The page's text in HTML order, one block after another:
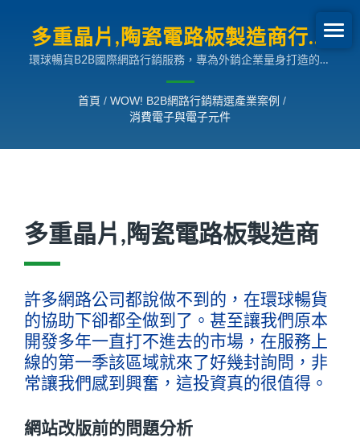
多重晶片,陶瓷電路板製造商行銷
案例 | B2B網路行銷SEO成長案
例
環球暢貨B2B國際網路行銷服務，專為外銷企業量身打造的多
首頁 / WOW! B2B網路行銷精選產業案例 /
消費電子與電子元件
多重晶片,陶瓷電路板製造商
許多網路公司都說做不到的，在環球暢貨
的協助下卻都全做到了。甚至讓我們原本
開發多年一直打不進去的市場，在服務上
線的第一季該區域就來了好幾封詢問，非
常讓我們感到興奮，這投資真的很值得。
網站改版前的問題分析